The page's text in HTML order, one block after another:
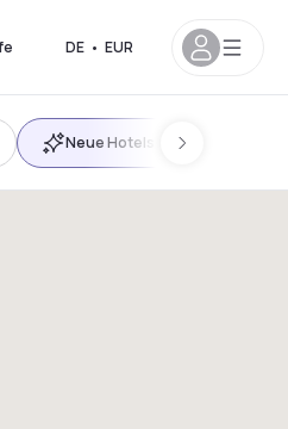
DE • EUR
Neue Hotels